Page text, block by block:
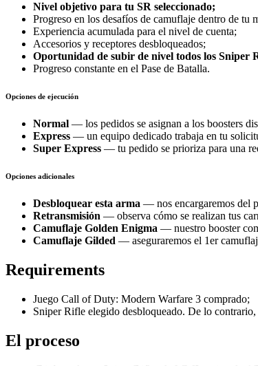
Nivel objetivo para tu SR seleccionado;
Progreso en los desafíos de camuflaje dentro de tu
Experiencia acumulada para el nivel de cuenta;
Accesorios y receptores desbloqueados;
Oportunidad de subir de nivel todos los Sniper
Progreso constante en el Pase de Batalla.
Opciones de ejecución
Normal — los pedidos se asignan a los boosters
Express — un equipo dedicado trabaja en tu
Super Express — tu pedido se prioriza para una
Opciones adicionales
Desbloquear esta arma — nos encargaremos del
Retransmisión — observa cómo se realizan tus
Camuflaje Golden Enigma — nuestro booster
Camuflaje Gilded — aseguraremos el 1er
Requirements
Juego Call of Duty: Modern Warfare 3 comprado;
Sniper Rifle elegido desbloqueado. De lo
El proceso